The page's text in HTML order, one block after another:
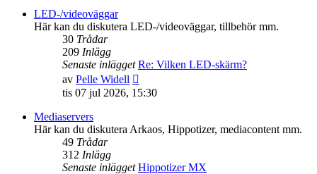
LED-/videoväggar
Här kan du diskutera LED-/videoväggar, tillbehör mm.
30 Trådar
209 Inlägg
Senaste inlägget Re: Vilken LED-skärm?
av Pelle Widell
till
inlägget
tis 07 jul 2026, 15:30
Mediaservers
Här kan du diskutera Arkaos, Hippotizer, mediacontent mm.
49 Trådar
312 Inlägg
Senaste inlägget Hippotizer MX